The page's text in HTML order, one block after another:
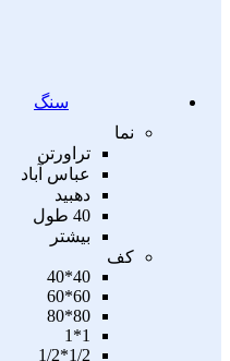
سنگ
نما
تراورتن
عباس آباد
دهبید
40 طول
بیشتر
کف
40*40
60*60
80*80
1*1
1/2*1/2